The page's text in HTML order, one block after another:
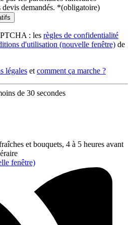
demandés. *(obligatoire)
: les règles de confidentialité
d'utilisation (nouvelle fenêtre) de
légales et comment ça marche ?
de 30 secondes
et bouquets, 4 à 5 heures avant
fenêtre)